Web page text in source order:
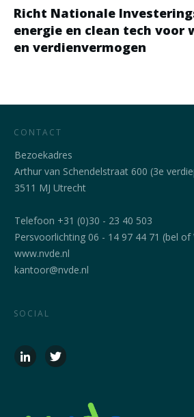
Richt Nationale
energie en clean tech voor
en verdienvermogen
CONTACT
Bezoekadres
Arthur van Schendelstraat 600 (3e
3511 MJ Utrecht
Telefoon +31 (0)30 - 23 40 503
Persvoorlichting 06 - 14 97 44 71 (bel of
www.nvde.nl
kantoor@nvde.nl
SOCIAL